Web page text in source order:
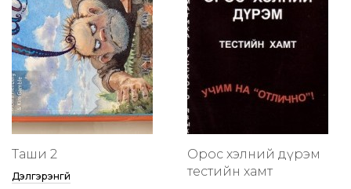
Таши 2
Дэлгэрэнгүй
Орос хэлний дүрэм
тестийн хамт